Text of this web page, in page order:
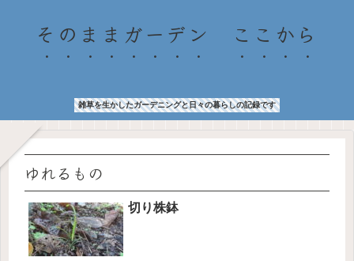
そのままガーデン ここから
雑草を生かしたガーデニングと日々の暮らしの記録です
ゆれるもの
切り株鉢